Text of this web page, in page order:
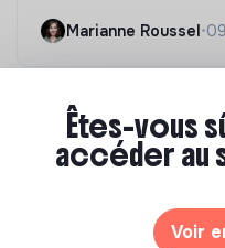
Marianne Roussel•
Êtes-vous
accéder au
Voir